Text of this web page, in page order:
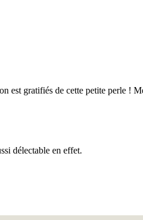
est gratifiés de cette petite perle !
délectable en effet.